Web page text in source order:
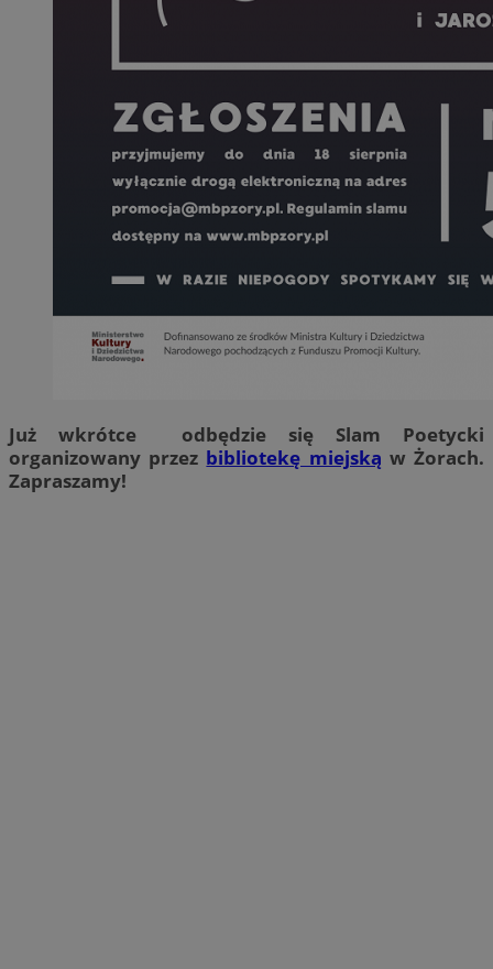
Już wkrótce odbędzie się Slam Poetycki
organizowany przez bibliotekę miejską w Żorach.
Zapraszamy!